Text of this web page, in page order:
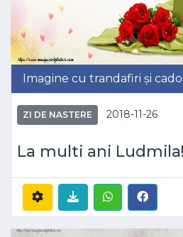
Imagine cu trandafiri și
ZI DE NASTERE 2018-11-26
La multi ani Ludmila!